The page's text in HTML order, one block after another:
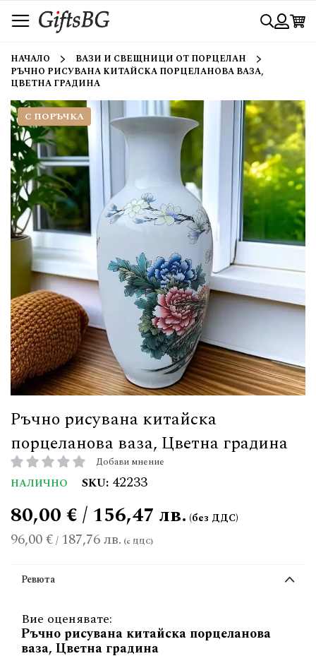
към
съдържанието
Търси
НАЧАЛО
ВАЗИ И СВЕЩНИЦИ ОТ ПОРЦЕЛАН
РЪЧНО РИСУВАНА КИТАЙСКА ПОРЦЕЛАНОВА ВАЗА,
ЦВЕТНА ГРАДИНА
Ръчно рисувана китайска
порцеланова ваза, Цветна градина
рейтинг: Добави мнение
НАЛИЧНО SKU 42233
96,00 €/ 187,76 лв.
80,00 € / 156,47 лв.
С ПОРЪЧКА
Ревюта
Вие оценявате:
Ръчно рисувана китайска порцеланова
ваза, Цветна градина